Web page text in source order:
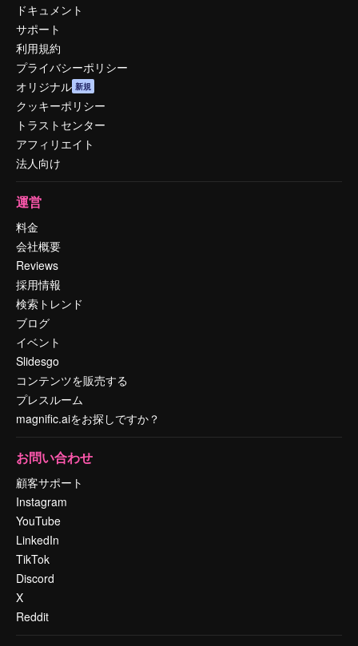
ドキュメント
サポート
利用規約
プライバシーポリシー
オリジナル 新規
クッキーポリシー
トラストセンター
アフィリエイト
法人向け
運営
料金
会社概要
Reviews
採用情報
検索トレンド
ブログ
イベント
Slidesgo
コンテンツを販売する
プレスルーム
magnific.aiをお探しですか？
お問い合わせ
顧客サポート
Instagram
YouTube
LinkedIn
TikTok
Discord
X
Reddit